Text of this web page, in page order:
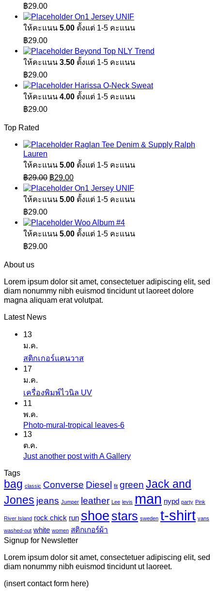
฿29.00
On1 Jersey UNIF
ให้คะแนน 5.00 ตั้งแต่ 1-5 คะแนน
฿29.00
Beyond Top NLY Trend
ให้คะแนน 3.50 ตั้งแต่ 1-5 คะแนน
฿29.00
Harissa O-Neck Sweat
ให้คะแนน 4.00 ตั้งแต่ 1-5 คะแนน
฿29.00
Top Rated
Raglan Tee Denim & Supply Ralph
Lauren
ให้คะแนน 5.00 ตั้งแต่ 1-5 คะแนน
฿29.00 Original
price
was:
฿29.00.
฿29.00Current
price
is:
฿29.00.
On1 Jersey UNIF
ให้คะแนน 5.00 ตั้งแต่ 1-5 คะแนน
฿29.00
Woo Album #4
ให้คะแนน 5.00 ตั้งแต่ 1-5 คะแนน
฿29.00
About us
Lorem ipsum dolor sit amet, consectetuer adipiscing elit, sed
diam nonummy nibh euismod tincidunt ut laoreet dolore
magna aliquam erat volutpat.
Latest News
13
ม.ค.
สติกเกอร์แคนวาสไม่มี
บน
นวาส
17
ม.ค.
เครื่องพิมพ์ไวนิล UVไม่มี
บน
ไว
11
พ.ค.
Photo-mural-tropical leaves-6ไม่มี
mural-
tropical
leaves-
13
ต.ค.
Just another post with A Galleryไม่มี
เห็น
บน
Just
another
post
Tags
bag classic Converse Diesel fit green Jack and
Jones jeans Jumper leather Lee levis man nypd party Pink
River Island rock chick run shoe stars sweden t-shirt vans
washed-out white women สติกเกอร์ผ้า
Signup for Newsletter
Lorem ipsum dolor sit amet, consectetuer adipiscing elit, sed
diam nonummy nibh euismod tincidunt ut laoreet.
(insert contact form here)